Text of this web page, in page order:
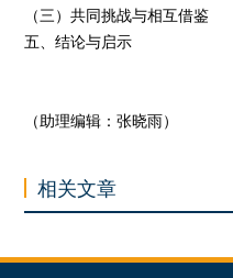
（三）共同挑战与相互借鉴
五、结论与启示
（助理编辑：张晓雨）
相关文章